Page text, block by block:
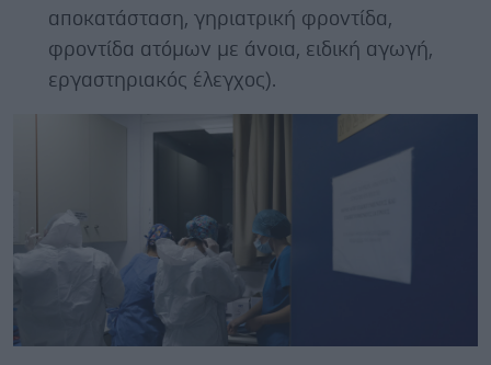
αποκατάσταση, γηριατρική φροντίδα,
φροντίδα ατόμων με άνοια, ειδική αγωγή,
εργαστηριακός έλεγχος).